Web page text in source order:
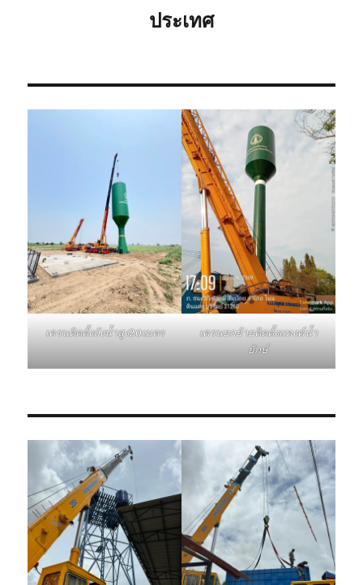
ประเทศ
เครนติดตั้งถังน้ำสูง20เมตร
เครนยกย้ายติดตั้งแทงค์น้ำ
ยักษ์